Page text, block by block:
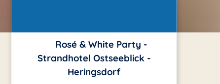
Rosé & White Party -
Strandhotel Ostseeblick -
Heringsdorf